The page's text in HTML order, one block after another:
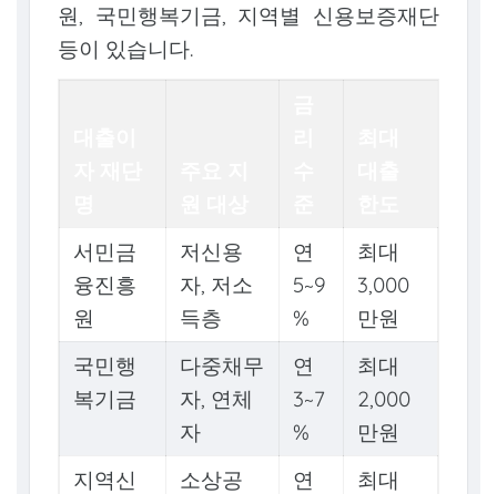
원, 국민행복기금, 지역별 신용보증재단
등이 있습니다.
서민금
융진흥
원
저신용
자, 저소
득층
연
5~9
%
최대
3,000
만원
국민행
복기금
다중채무
자, 연체
자
연
3~7
%
최대
2,000
만원
지역신
소상공
연
최대